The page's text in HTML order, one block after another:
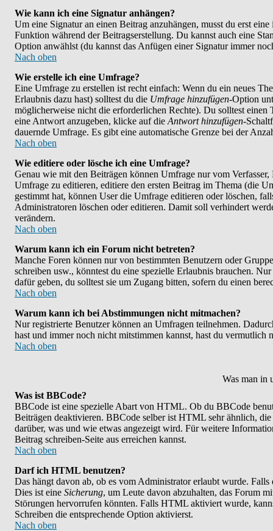
Wie kann ich eine Signatur anhängen?
Um eine Signatur an einen Beitrag anzuhängen, musst du erst
Funktion während der Beitragserstellung. Du kannst auch eine
Option anwählst (du kannst das Anfügen einer Signatur immer
Nach oben
Wie erstelle ich eine Umfrage?
Eine Umfrage zu erstellen ist recht einfach: Wenn du ein neues
Erlaubnis dazu hast) solltest du die Umfrage hinzufügen-Option
möglicherweise nicht die erforderlichen Rechte). Du solltest
eine Antwort anzugeben, klicke auf die Antwort hinzufügen-
dauernde Umfrage. Es gibt eine automatische Grenze bei der
Nach oben
Wie editiere oder lösche ich eine Umfrage?
Genau wie mit den Beiträgen können Umfrage nur vom
Umfrage zu editieren, editiere den ersten Beitrag im Thema (die
gestimmt hat, können User die Umfrage editieren oder löschen,
Administratoren löschen oder editieren. Damit soll verhindert
verändern.
Nach oben
Warum kann ich ein Forum nicht betreten?
Manche Foren können nur von bestimmten Benutzern oder
schreiben usw., könntest du eine spezielle Erlaubnis brauchen.
dafür geben, du solltest sie um Zugang bitten, sofern du einen
Nach oben
Warum kann ich bei Abstimmungen nicht mitmachen?
Nur registrierte Benutzer können an Umfragen teilnehmen.
hast und immer noch nicht mitstimmen kannst, hast du vermutlich
Nach oben
Was man in
Was ist BBCode?
BBCode ist eine spezielle Abart von HTML. Ob du BBCode
Beiträgen deaktivieren. BBCode selber ist HTML sehr ähnlich,
darüber, was und wie etwas angezeigt wird. Für weitere
Beitrag schreiben-Seite aus erreichen kannst.
Nach oben
Darf ich HTML benutzen?
Das hängt davon ab, ob es vom Administrator erlaubt wurde.
Dies ist eine Sicherung, um Leute davon abzuhalten, das Forum
Störungen hervorrufen könnten. Falls HTML aktiviert wurde,
Schreiben die entsprechende Option aktivierst.
Nach oben